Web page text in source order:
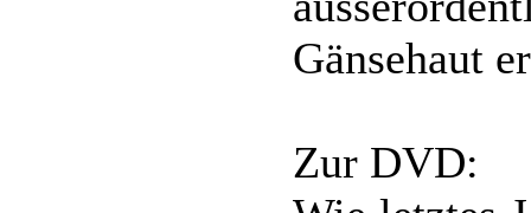
Gänsehaut
Zur DVD: